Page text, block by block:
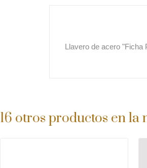
Llavero de acero
16 otros productos en la